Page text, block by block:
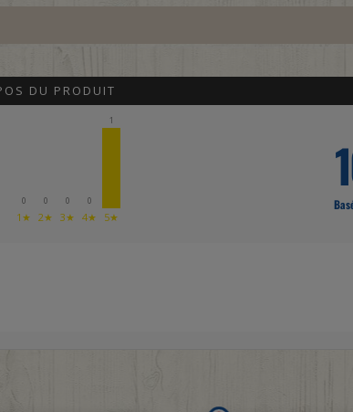
DU PRODUIT
0
1★
0
2★
0
3★
0
4★
1
5★